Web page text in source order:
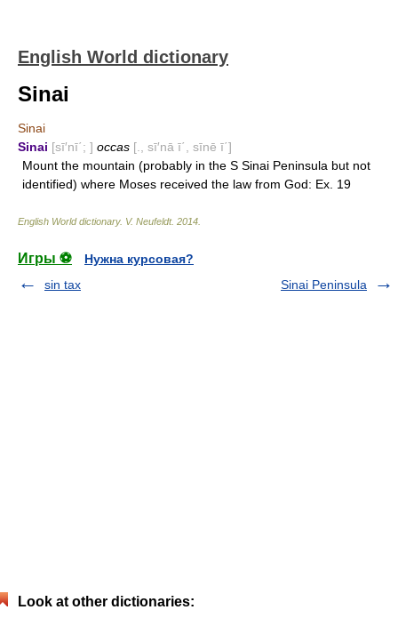
English World dictionary
Sinai
Sinai
Sinai [sī′nī΄; ] occas [., sī′nā ī΄, sīnē ī΄]
Mount the mountain (probably in the S Sinai Peninsula but not
identified) where Moses received the law from God: Ex. 19
English World dictionary. V. Neufeldt. 2014
Игры ⚽
Нужна курсовая?
sin tax
Sinai Peninsula
Look at other dictionaries: